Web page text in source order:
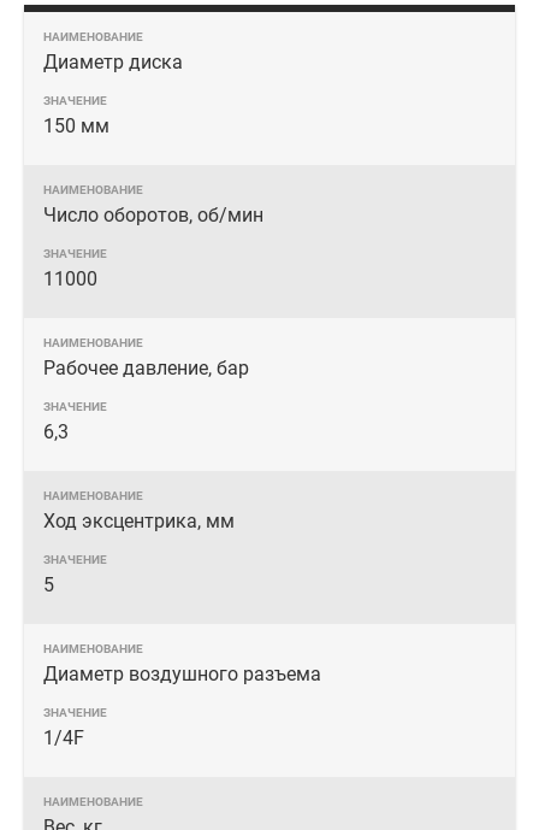
Диаметр диска
150 мм
Число оборотов, об/мин
11000
Рабочее давление, бар
6,3
Ход эксцентрика, мм
5
Диаметр воздушного разъема
1/4F